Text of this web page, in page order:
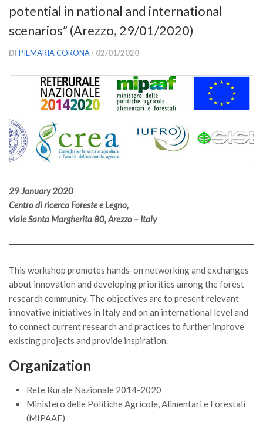
Versamento Quote di Iscrizione
Gruppi di Lavoro
Lista dei Gruppi di Lavoro SISEF
GdL Terpeni in Ecologia
GdL Biodiversità Forestale
GdL Arboricoltura da Legno e Agroselvicoltura
GdL Modellistica Forestale
GdL Selvicoltura
GdL Ecologia del Suolo
GdL Pianificazione Forestale
GdL Geomatica Forestale
GdL Filiera del legno
GdL Verde Urbano
GdL Comunicazione Forestale
GdL Foreste, Mitigazione, Adattamento
GdL Infrastrutture, Risorse, Innovazione
GdL Boschi Vetusti
GdL Boschi Cedui
News
potential in national and international
scenarios” (Arezzo, 29/01/2020)
DI PIEMARIA CORONA· 02/01/2020
29 January 2020
Centro di ricerca Foreste e Legno,
viale Santa Margherita 80, Arezzo – Italy
This workshop promotes hands-on networking and exchanges
about innovation and developing priorities among the forest
research community. The objectives are to present relevant
innovative initiatives in Italy and on an international level and
to connect current research and practices to further improve
existing projects and provide inspiration.
Organization
Rete Rurale Nazionale 2014-2020
Ministero delle Politiche Agricole, Alimentari e Forestali
(MIPAAF)